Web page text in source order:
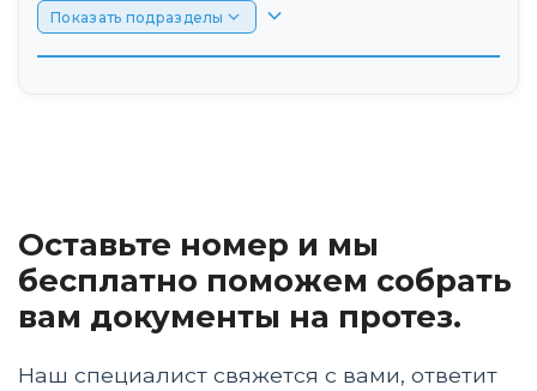
Показать подразделы
Фантомные боли: как экзотехнологии
подавляют ложные болевые сигналы
частичной ампутации с помощью экзо-
Оставьте номер и мы
бесплатно поможем собрать
вам документы на протез.
Наш специалист свяжется с вами, ответит